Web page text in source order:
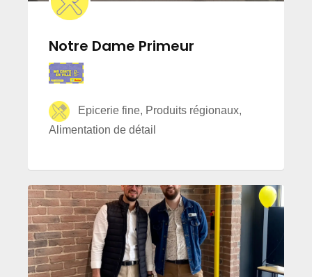
Notre Dame Primeur
Epicerie fine, Produits régionaux,
Alimentation de détail